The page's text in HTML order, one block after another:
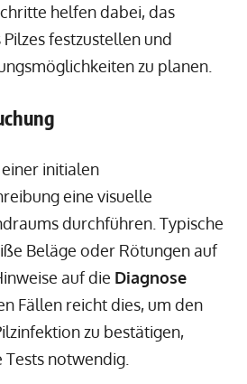
helfen dabei, das
festzustellen und
zu planen.
initialen
eine visuelle
durchführen. Typische
Beläge oder Rötungen auf
auf die Diagnose
Fällen reicht dies, um den
zu bestätigen,
notwendig.